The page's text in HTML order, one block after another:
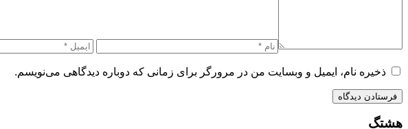
ذخیره نام، ایمیل و وبسایت من در مرورگر برای زمانی که دوباره دیدگاهی می‌نویسم.
هشتگ